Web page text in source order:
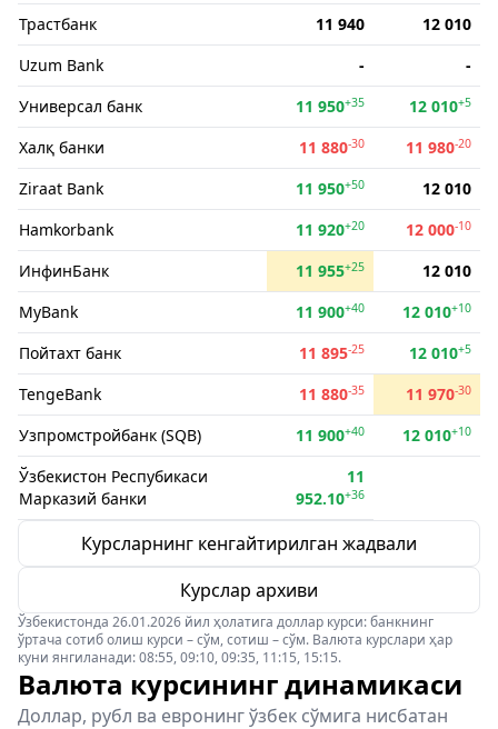
Трастбанк
11 940
12 010
Uzum Bank
-
-
Универсал банк
11 950+35 12 010+5
Халқ банки 11 880-30 11 980-20
Ziraat Bank 11 950+50
12 010
Hamkorbank
11 920+20 12 000-10
ИнфинБанк 11 955+25
12 010
MyBank
11 900+40 12 010+10
Пойтахт банк 11 895-25 12 010+5
TengeBank 11 880-35 11 970-30
Узпромстройбанк (SQB) 11 900+40 12 010+10
Ўзбекистон Респубикаси
Марказий банки
11
952.10+36
Курсларнинг кенгайтирилган жадвали
Курслар архиви
Ўзбекистонда 26.01.2026 йил ҳолатига доллар курси: банкнинг
ўртача сотиб олиш курси – сўм, сотиш – сўм. Валюта курслари ҳар
куни янгиланади: 08:55, 09:10, 09:35, 11:15, 15:15.
Валюта курсининг динамикаси
Доллар, рубл ва евронинг ўзбек сўмига нисбатан